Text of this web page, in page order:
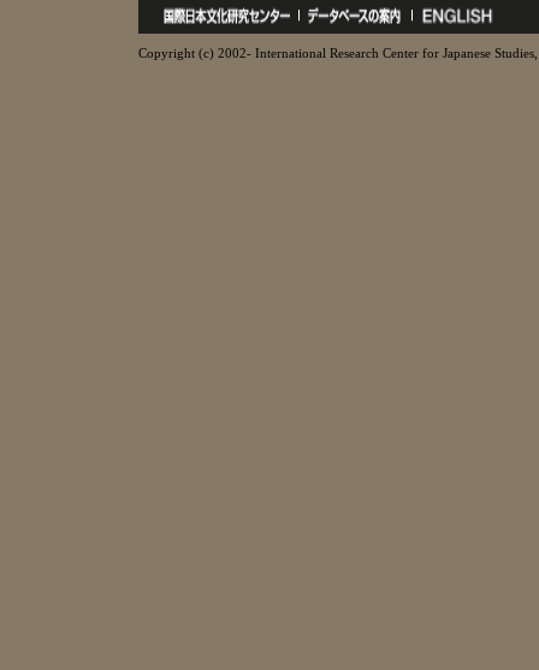
Copyright (c) 2002- International Research Center for Japanese